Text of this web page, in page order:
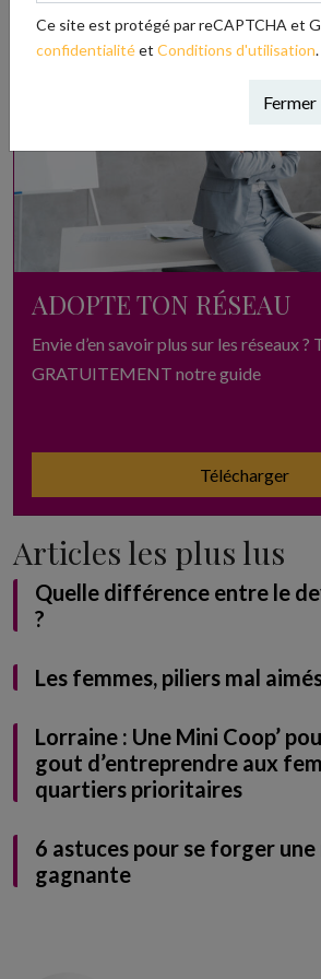
Ce site est protégé par reCAPTCHA et
confidentialitéet Conditions d'utilisation.
Fermer
ADOPTE TON RÉSEAU
Envie d’en savoir plus sur les réseaux ?
GRATUITEMENT notre guide
Télécharger
Articles les plus lus
Quelle différence entre le
?
Les femmes, piliers mal
Lorraine : Une Mini Coop’
gout d’entreprendre aux
quartiers prioritaires
6 astuces pour se forger
gagnante